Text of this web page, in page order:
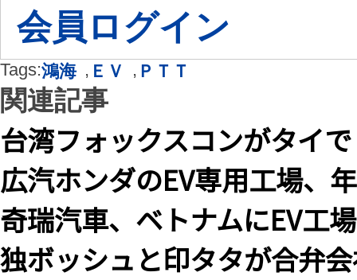
会員ログイン
Tags:鴻海 , ＥＶ , ＰＴＴ
関連記事
台湾フォックスコンがタイ
広汽ホンダのEV専用工場、
奇瑞汽車、ベトナムにEV工
独ボッシュと印タタが合弁